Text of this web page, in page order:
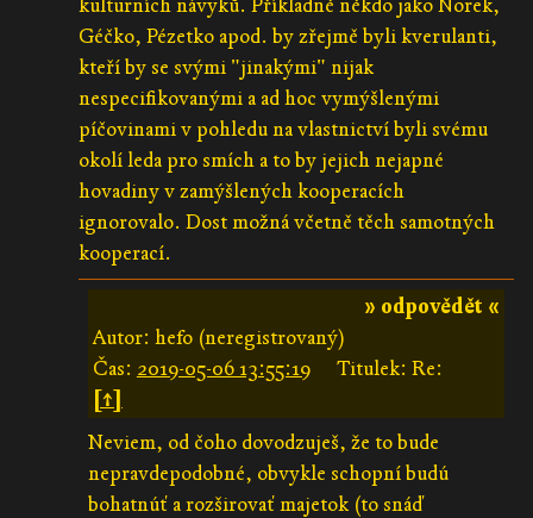
kulturních návyků. Příkladně někdo jako Norek,
Géčko, Pézetko apod. by zřejmě byli kverulanti,
kteří by se svými "jinakými" nijak
nespecifikovanými a ad hoc vymýšlenými
píčovinami v pohledu na vlastnictví byli svému
okolí leda pro smích a to by jejich nejapné
hovadiny v zamýšlených kooperacích
ignorovalo. Dost možná včetně těch samotných
kooperací.
» odpovědět «
Autor: hefo (neregistrovaný)
Čas: 2019-05-06 13:55:19
Titulek: Re:
[↑]
Neviem, od čoho dovodzuješ, že to bude
nepravdepodobné, obvykle schopní budú
bohatnúť a rozširovať majetok (to snáď